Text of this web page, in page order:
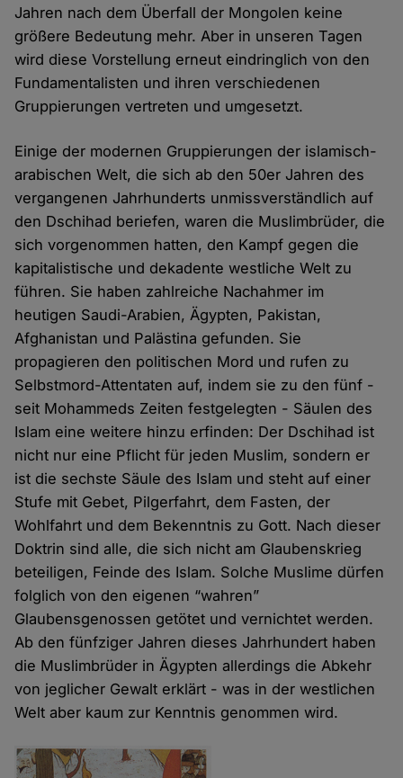
Jahren nach dem Überfall der Mongolen keine
größere Bedeutung mehr. Aber in unseren Tagen
wird diese Vorstellung erneut eindringlich von den
Fundamentalisten und ihren verschiedenen
Gruppierungen vertreten und umgesetzt.
Einige der modernen Gruppierungen der islamisch-
arabischen Welt, die sich ab den 50er Jahren des
vergangenen Jahrhunderts unmissverständlich auf
den Dschihad beriefen, waren die Muslimbrüder, die
sich vorgenommen hatten, den Kampf gegen die
kapitalistische und dekadente westliche Welt zu
führen. Sie haben zahlreiche Nachahmer im
heutigen Saudi-Arabien, Ägypten, Pakistan,
Afghanistan und Palästina gefunden. Sie
propagieren den politischen Mord und rufen zu
Selbstmord-Attentaten auf, indem sie zu den fünf -
seit Mohammeds Zeiten festgelegten - Säulen des
Islam eine weitere hinzu erfinden: Der Dschihad ist
nicht nur eine Pflicht für jeden Muslim, sondern er
ist die sechste Säule des Islam und steht auf einer
Stufe mit Gebet, Pilgerfahrt, dem Fasten, der
Wohlfahrt und dem Bekenntnis zu Gott. Nach dieser
Doktrin sind alle, die sich nicht am Glaubenskrieg
beteiligen, Feinde des Islam. Solche Muslime dürfen
folglich von den eigenen “wahren”
Glaubensgenossen getötet und vernichtet werden.
Ab den fünfziger Jahren dieses Jahrhundert haben
die Muslimbrüder in Ägypten allerdings die Abkehr
von jeglicher Gewalt erklärt - was in der westlichen
Welt aber kaum zur Kenntnis genommen wird.